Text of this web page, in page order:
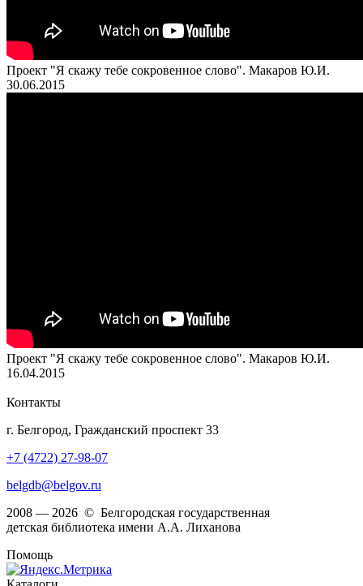
Проект "Я скажу тебе сокровенное слово". Макаров Ю.И.
30.06.2015
Проект "Я скажу тебе сокровенное слово". Макаров Ю.И.
16.04.2015
Контакты
г. Белгород, Гражданский проспект 33
+7 (4722) 27-98-07
belgdb@belgov.ru
2008 — 2026 © Белгородская государственная
детская библиотека имени А.А. Лиханова
Помощь